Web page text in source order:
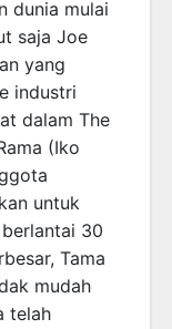
dunia mulai
saja Joe
yang
industri
dalam The
(Iko
untuk
30
Tama
mudah
telah